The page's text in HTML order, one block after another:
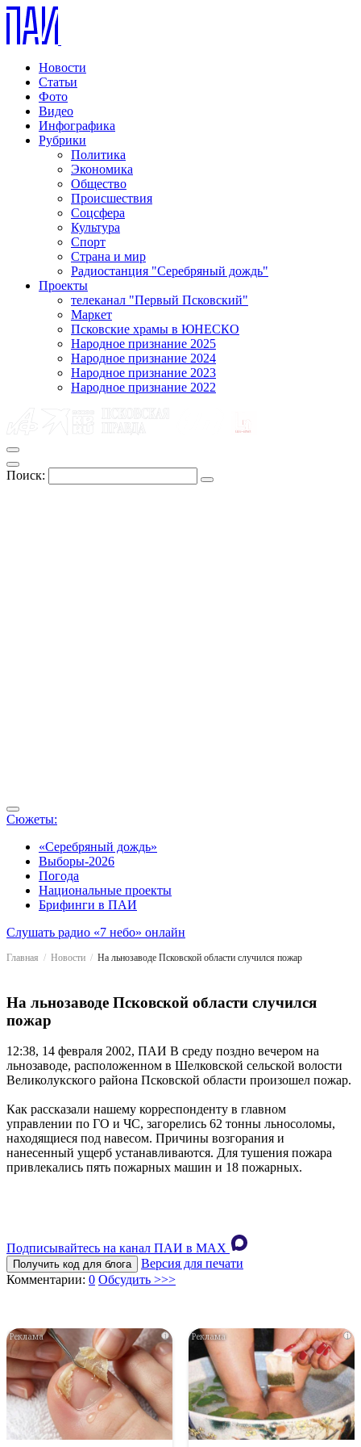
Новости
Статьи
Фото
Видео
Инфографика
Рубрики
Политика
Экономика
Общество
Происшествия
Соцсфера
Культура
Спорт
Страна и мир
Радиостанция "Серебряный дождь"
Проекты
телеканал "Первый Псковский"
Маркет
Псковские храмы в ЮНЕСКО
Народное признание 2025
Народное признание 2024
Народное признание 2023
Народное признание 2022
Поиск:
Сюжеты:
«Серебряный дождь»
Выборы-2026
Погода
Национальные проекты
Брифинги в ПАИ
Слушать радио «7 небо» онлайн
Главная Новости На льнозаводе Псковской области случился пожар
На льнозаводе Псковской области случился
пожар
12:38, 14 февраля 2002, ПАИ В среду поздно вечером на
льнозаводе, расположенном в Шелковской сельской волости
Великолукского района Псковской области произошел пожар.
Как рассказали нашему корреспонденту в главном
управлении по ГО и ЧС, загорелись 62 тонны льносоломы,
находящиеся под навесом. Причины возгорания и
нанесенный ущерб устанавливаются. Для тушения пожара
привлекались пять пожарных машин и 18 пожарных.
Подписывайтесь на канал ПАИ в MAХ
Получить код для блога
Версия для печати
Комментарии: 0 Обсудить >>>
i i